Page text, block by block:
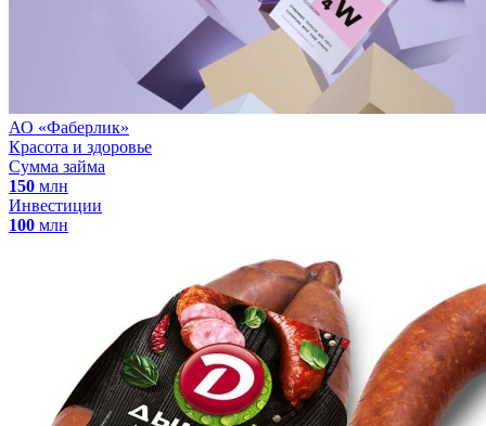
АО «Фаберлик»
Красота и здоровье
Сумма займа
150 млн
Инвестиции
100 млн